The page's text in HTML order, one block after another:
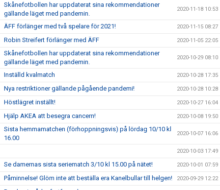
Skånefotbollen har uppdaterat sina rekommendationer
gällande läget med pandemin.
2020-11-18 10:53
ÄFF förlänger med två spelare för 2021! 2020-11-15 08:27
Robin Streifert förlänger med ÄFF 2020-11-05 22:05
Skånefotbollen har uppdaterat sina rekommendationer
gällande läget med pandemin.
2020-10-29 08:10
Inställd kvalmatch 2020-10-28 17:35
Nya restriktioner gällande pågående pandemi! 2020-10-28 10:28
Höstlägret inställt! 2020-10-27 16:04
Hjälp AKEA att besegra cancern! 2020-10-08 19:50
Sista hemmamatchen (förhoppningsvis) på lördag 10/10 kl
16.00
2020-10-07 16:06
2020-10-03 17:49
Se damernas sista seriematch 3/10 kl 15.00 på nätet! 2020-10-01 07:59
Påminnelse! Glöm inte att beställa era Kanelbullar till helgen! 2020-09-29 12:22